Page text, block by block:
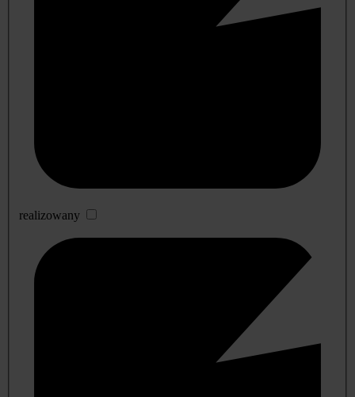
realizowany